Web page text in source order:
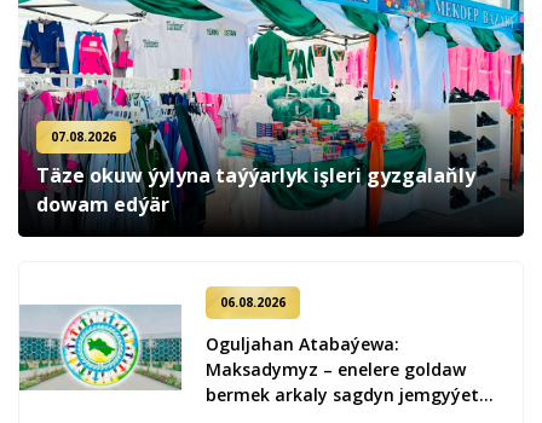
07.08.2026
Täze okuw ýylyna taýýarlyk işleri gyzgalaňly
dowam edýär
06.08.2026
Oguljahan Atabaýewa:
Maksadymyz – enelere goldaw
bermek arkaly sagdyn jemgyýeti